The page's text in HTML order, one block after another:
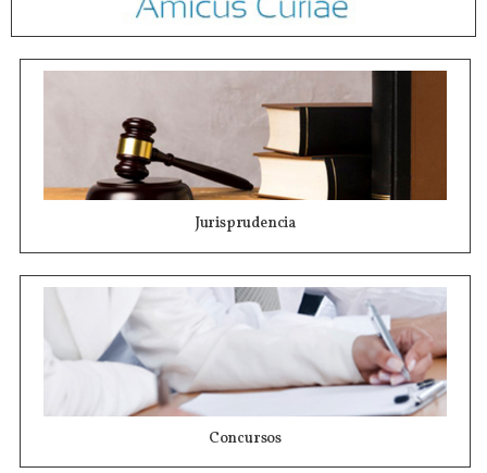
Jurisprudencia
Concursos